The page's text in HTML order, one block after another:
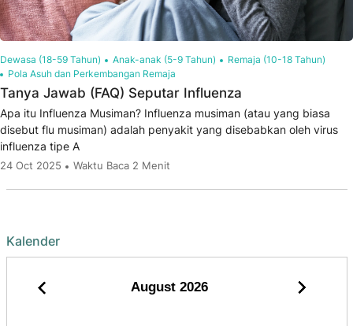
Dewasa (18-59 Tahun) Anak-anak (5-9 Tahun)
Remaja (10-18 Tahun)
Pola Asuh dan Perkembangan Remaja
Tanya Jawab (FAQ) Seputar Influenza
Apa itu Influenza Musiman? Influenza musiman (atau yang biasa
disebut flu musiman) adalah penyakit yang disebabkan oleh virus
influenza tipe A
24 Oct 2025 Waktu Baca 2 Menit
Kalender
August 2026